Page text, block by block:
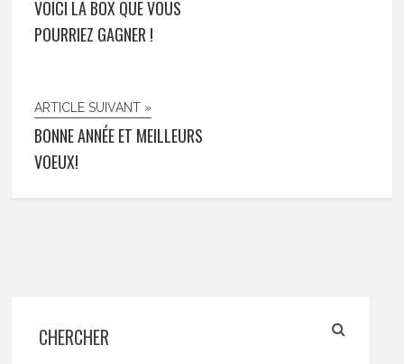
VOICI LA BOX QUE VOUS
POURRIEZ GAGNER !
ARTICLE SUIVANT »
BONNE ANNÉE ET MEILLEURS
VOEUX!
CHERCHER